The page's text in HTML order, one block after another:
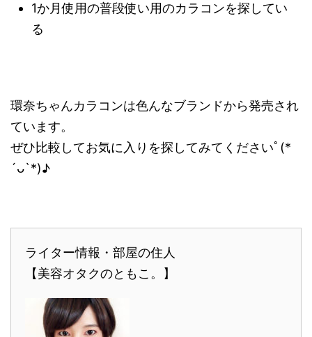
1か月使用の普段使い用のカラコンを探してい
る
環奈ちゃんカラコンは色んなブランドから発売され
ています。
ぜひ比較してお気に入りを探してみてくださいﾟ(*
´ᴗ`*)♪
ライター情報・部屋の住人
【美容オタクのともこ。】